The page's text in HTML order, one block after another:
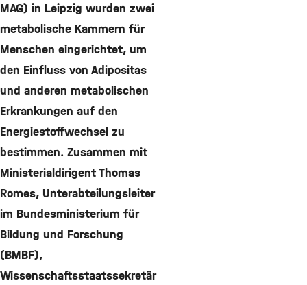
MAG) in Leipzig wurden zwei
metabolische Kammern für
Menschen eingerichtet, um
den Einfluss von Adipositas
und anderen metabolischen
Erkrankungen auf den
Energiestoffwechsel zu
bestimmen. Zusammen mit
Ministerialdirigent Thomas
Romes, Unterabteilungsleiter
im Bundesministerium für
Bildung und Forschung
(BMBF),
Wissenschaftsstaatssekretär